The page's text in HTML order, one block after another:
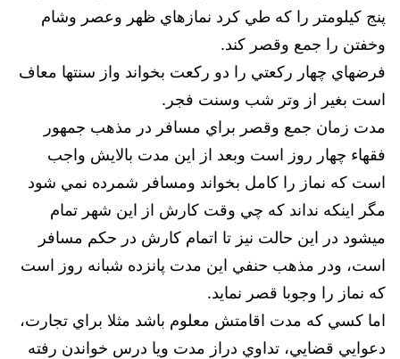
پنج كيلومتر را كه طي كرد نمازهاي ظهر وعصر وشام
وخفتن را جمع وقصر كند.
فرضهاي چهار ركعتي را دو ركعت بخواند واز سنتها معاف
است بغير از وتر شب وسنت فجر.
مدت زمان جمع وقصر براي مسافر در مذهب جمهور
فقهاء چهار روز است وبعد از اين مدت بالايش واجب
است كه نماز را كامل بخواند ومسافر شمرده نمي شود
مگر اينكه نداند كه چي وقت كارش از اين شهر تمام
ميشود در اين حالت نيز تا اتمام كارش در حكم مسافر
است، ودر مذهب حنفي اين مدت پانزده شبانه روز است
كه نماز را وجوبا قصر نمايد.
اما كسي كه مدت اقامتش معلوم باشد مثلا براي تجارت،
دعوايي قضايي، تداوي دراز مدت ويا درس خواندن رفته